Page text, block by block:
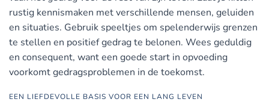
rustig kennismaken met verschillende mensen, geluiden
en situaties. Gebruik speeltjes om spelenderwijs grenzen
te stellen en positief gedrag te belonen. Wees geduldig
en consequent, want een goede start in opvoeding
voorkomt gedragsproblemen in de toekomst.
EEN LIEFDEVOLLE BASIS VOOR EEN LANG LEVEN